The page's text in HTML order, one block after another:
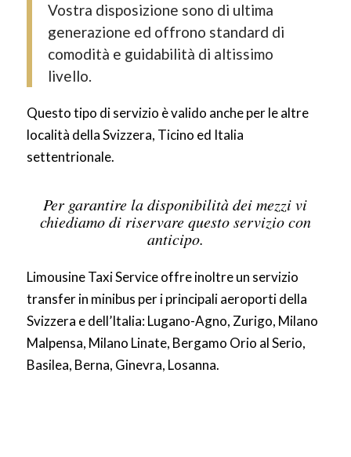
Vostra disposizione sono di ultima
generazione ed offrono standard di
comodità e guidabilità di altissimo
livello.
Questo tipo di servizio è valido anche per le altre
località della Svizzera, Ticino ed Italia
settentrionale.
Per garantire la disponibilità dei mezzi vi
chiediamo di riservare questo servizio con
anticipo.
Limousine Taxi Service offre inoltre un servizio
transfer in minibus per i principali aeroporti della
Svizzera e dell’Italia: Lugano-Agno, Zurigo, Milano
Malpensa, Milano Linate, Bergamo Orio al Serio,
Basilea, Berna, Ginevra, Losanna.